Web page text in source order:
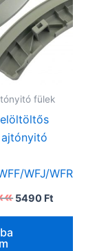
fülek
WFJ/WFR
Original
price
was:
5490 Ft
is: